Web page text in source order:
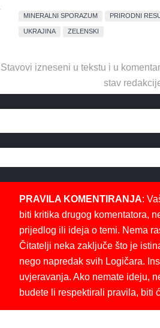
MINERALNI SPORAZUM PRIRODNI
UKRAJINA ZELENSKI
Stavovi izneseni u tekstu i u
stav
PRAVILA KOMENTIRANJA:
biti kritika drugog komentatora,
prijedlog ili ideja o temi. Nema
Čitatelji neka zaključe što je
nego napredak svih Logičara.
uvjeravanja. Ako nemate ideju,
budete li respektirali pravila, biti